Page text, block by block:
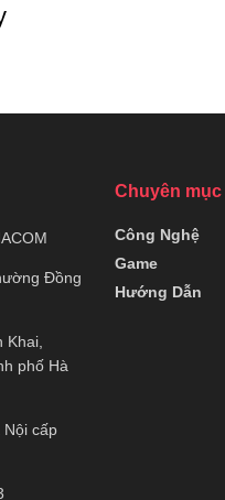
Đồng
phố Hà
Nội cấp
Chuyên mục
Công Nghệ
Game
Hướng Dẫn